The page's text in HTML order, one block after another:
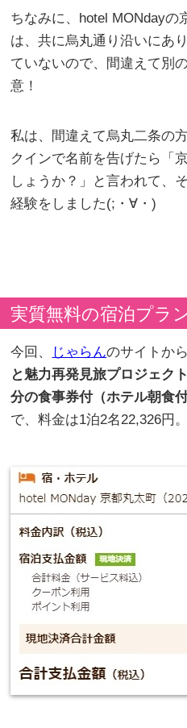
ちなみに、hotel MONdayの
は、共に烏丸通り沿いにあ
ていないので、間違えて別
意！
私は、間違えて烏丸二条の
クインで名前を告げたら「
しょうか？」と言われて、
経験をしました(;・∀・)
実質無料の宿泊プラ
今回、 じゃらんのサイトか
と魅力再発見旅プロジェク
分の食事券付（ホテル朝食付
で、料金は1泊2名22,326円。